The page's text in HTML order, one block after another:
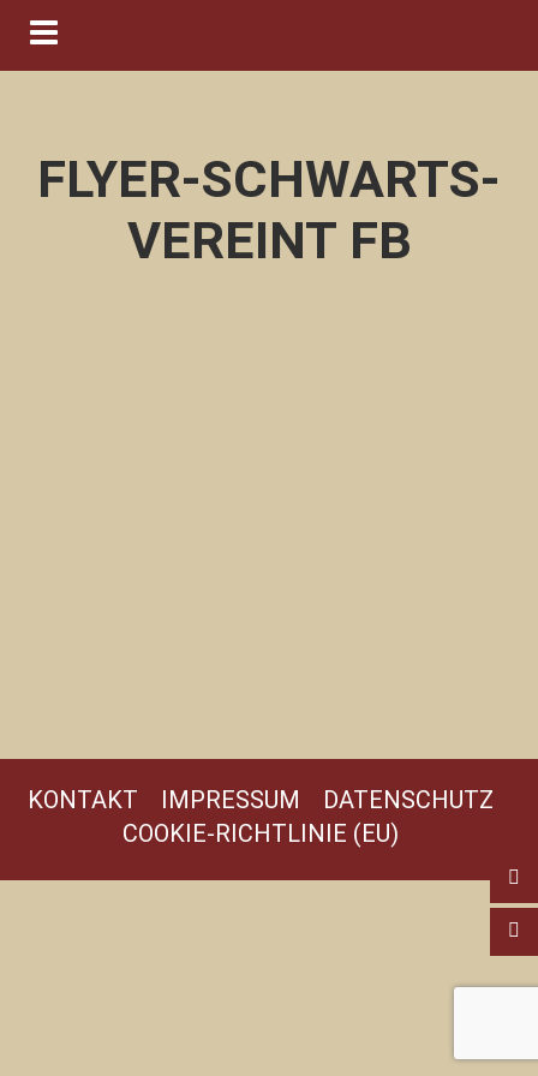
Navigation ein-/ausblenden
FLYER-SCHWARTS-
VEREINT FB
KONTAKT IMPRESSUM
DATENSCHUTZ
COOKIE-RICHTLINIE (EU)